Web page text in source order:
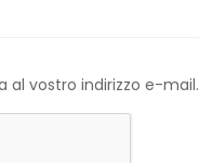
al vostro indirizzo e-mail.